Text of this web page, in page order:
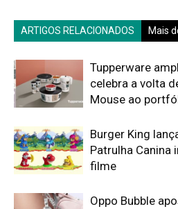
ARTIGOS RELACIONADOS Mais
Tupperware
celebra a volta
Mouse ao
Burger King
Patrulha Canina
filme
Oppo Bubble